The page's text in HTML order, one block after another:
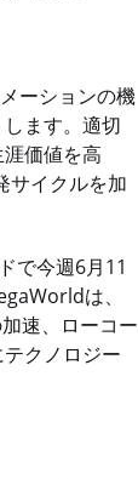
ーションの機
ます。適切
価値を高
サイクルを加
で今週6月11
は、
速、ローコー
クノロジー